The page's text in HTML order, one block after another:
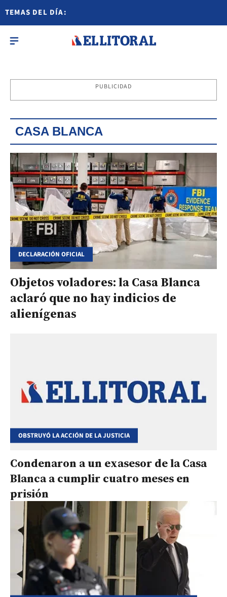
TEMAS DEL DÍA:
PUBLICIDAD
CASA BLANCA
DECLARACIÓN OFICIAL
Objetos voladores: la Casa Blanca
aclaró que no hay indicios de
alienígenas
OBSTRUYÓ LA ACCIÓN DE LA JUSTICIA
Condenaron a un exasesor de la Casa
Blanca a cumplir cuatro meses en
prisión